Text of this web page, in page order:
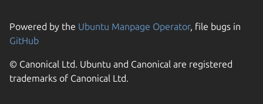
Powered by the Ubuntu Manpage Operator, file bugs in
GitHub
© Canonical Ltd. Ubuntu and Canonical are registered
trademarks of Canonical Ltd.